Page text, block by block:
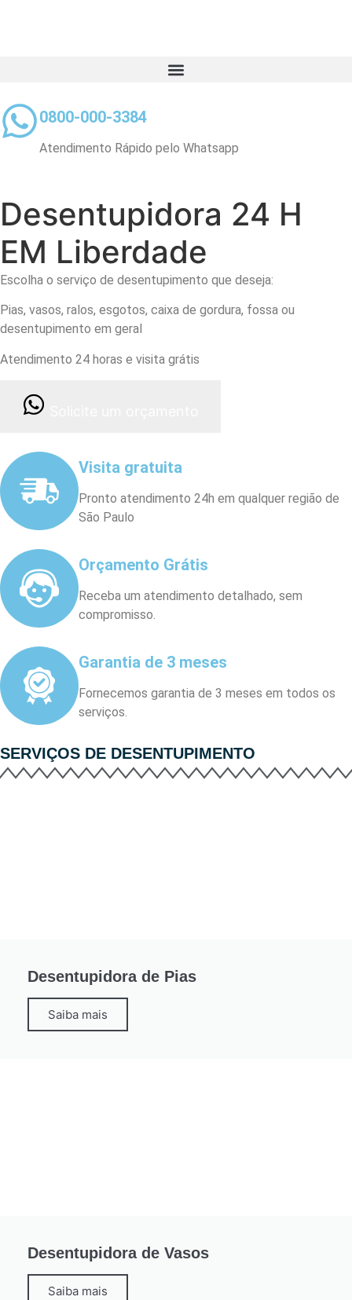
0800-000-3384
Atendimento Rápido pelo Whatsapp
Desentupidora 24 H
EM Liberdade
Escolha o serviço de desentupimento que deseja:
Pias, vasos, ralos, esgotos, caixa de gordura, fossa ou
desentupimento em geral
Atendimento 24 horas e visita grátis
Visita gratuita
Pronto atendimento 24h em qualquer região de
São Paulo
Orçamento Grátis
Receba um atendimento detalhado, sem
compromisso.
Garantia de 3 meses
Fornecemos garantia de 3 meses em todos os
serviços.
SERVIÇOS DE DESENTUPIMENTO
Desentupidora de Pias
Saiba mais
Desentupidora de Vasos
Saiba mais